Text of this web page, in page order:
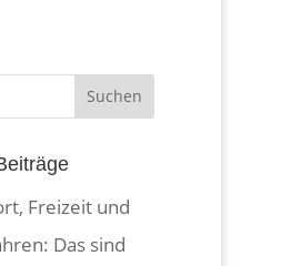
Freizeit und
Das sind